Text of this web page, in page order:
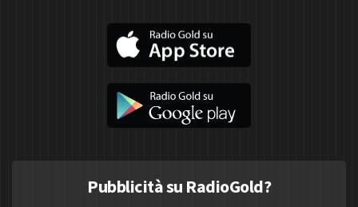
Pubblicità su RadioGold?